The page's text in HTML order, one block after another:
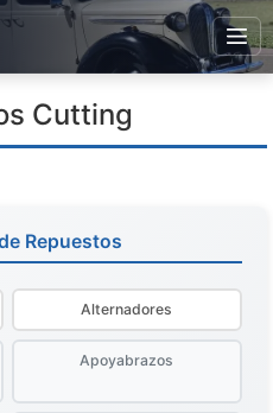
Cutting
Repuestos
Alternadores
Apoyabrazos